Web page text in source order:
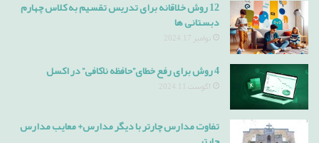
12 روش خلاقانه برای تدریس تقسیم به کلاس چهارم
دبستانی ها
نوامبر 17, 2024
4 روش برای رفع خطای”حافظه ناکافی” در اکسل
آگوست 11, 2024
تفاوت مدارس چارتر با دیگر مدارس+ معایب مدارس